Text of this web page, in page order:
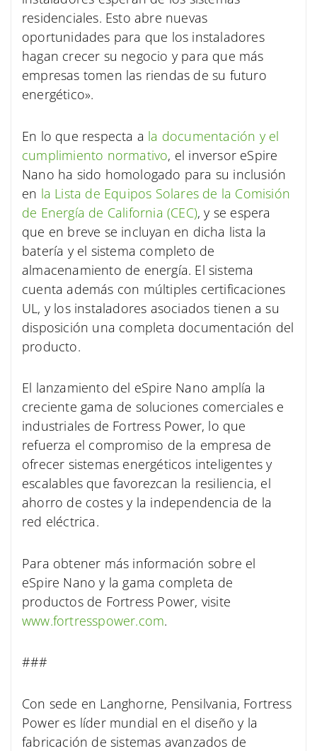
residenciales. Esto abre nuevas
oportunidades para que los instaladores
hagan crecer su negocio y para que más
empresas tomen las riendas de su futuro
energético».
En lo que respecta a la documentación y el
cumplimiento normativo, el inversor eSpire
Nano ha sido homologado para su inclusión
en la Lista de Equipos Solares de la Comisión
de Energía de California (CEC), y se espera
que en breve se incluyan en dicha lista la
batería y el sistema completo de
almacenamiento de energía. El sistema
cuenta además con múltiples certificaciones
UL, y los instaladores asociados tienen a su
disposición una completa documentación del
producto.
El lanzamiento del eSpire Nano amplía la
creciente gama de soluciones comerciales e
industriales de Fortress Power, lo que
refuerza el compromiso de la empresa de
ofrecer sistemas energéticos inteligentes y
escalables que favorezcan la resiliencia, el
ahorro de costes y la independencia de la
red eléctrica.
Para obtener más información sobre el
eSpire Nano y la gama completa de
productos de Fortress Power, visite
www.fortresspower.com.
###
Con sede en Langhorne, Pensilvania, Fortress
Power es líder mundial en el diseño y la
fabricación de sistemas avanzados de